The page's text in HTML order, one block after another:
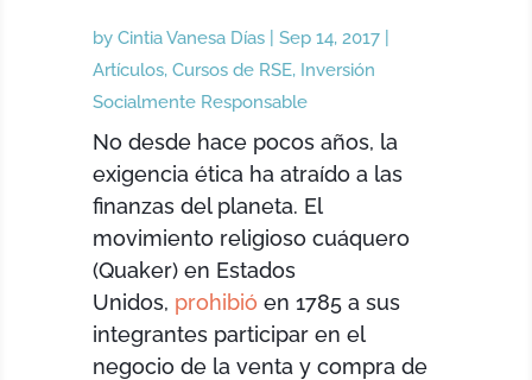
byCintia Vanesa Días |Sep 14, 2017
Artículos,Cursos de RSE, Inversión
Socialmente Responsable
No desde hace pocos años, la
exigencia ética ha atraído a las
finanzas del planeta. El
movimiento religioso cuáquero
(Quaker) en Estados
Unidos, prohibió en 1785 a sus
integrantes participar en el
negocio de la venta y compra de